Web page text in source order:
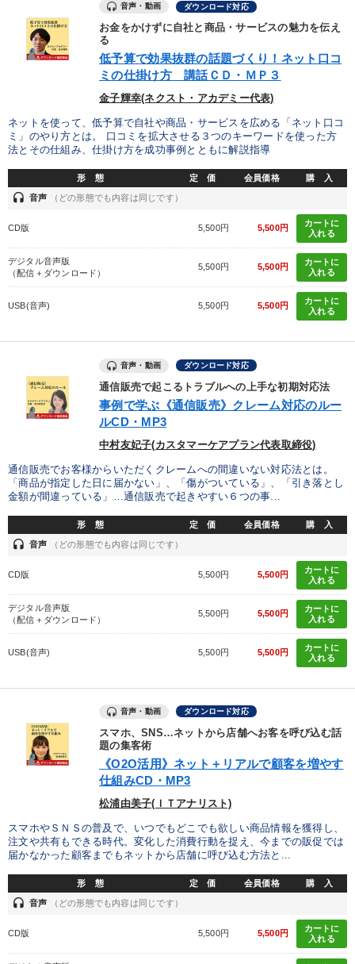
【6月】音声・映像 経済・景気・相場予測
全国経営者セミナー収録〈売れ筋・人気〉音声＆動画20選
オーナー社長の「現場力の経営」＋現場の「儲ける力」をさらに
音声と動画で学ぶ 最新技術・トレンド
数字・税務・決算書 会社のパフォーマンスを高める講話
全国経営者セミナー収録〈売れ筋・人気ランキング〉＆新刊・好
評講話
組織と人を動かすマネジメント力を磨く 148回夏季大会
財務・数字力の向上 後継者に聞かせたい
経営体系を学びたい
中小企業 繁盛 プロ経営者 労務問題・リスク対策
スポーツ関連
※「更新」を押すと「カテゴリー」「目的別」「キーワード」を更新いただけます。
local_offer タグから探す refresh 更新する
すべての音声・動画（全2076タイトル）からお探しいただけます
中村天風
多角化・新規事業 入門篇 ブランディング
コミュニケーション
インフレ対策・値上げ 不動産 スポーツ関係
歴史に学ぶ 株式投資 モノづくり 企業文化
スポーツ関連 プレゼン 海外の成功事例 教育
音声・動画 ダウンロード対応
お金をかけずに自社と商品・サービスの魅力を伝え
る
低予算で効果抜群の話題づくり！ネット口コ
ミの仕掛け方 講話ＣＤ・ＭＰ３
金子輝幸(ネクスト・アカデミー代表)
ネットを使って、低予算で自社や商品・サービスを広める「ネット口コ
ミ」のやり方とは。 口コミを拡大させる３つのキーワードを使った方
法とその仕組み、仕掛け方を成功事例とともに解説指導
形 態 定 価 会員価格 購 入
headset 音声 （どの形態でも内容は同じです）
CD版 5,500円 5,500円
カートに
入れる
デジタル音声版
（配信＋ダウンロード）
5,500円 5,500円
カートに
入れる
USB(音声) 5,500円 5,500円
カートに
入れる
音声・動画 ダウンロード対応
通信販売で起こるトラブルへの上手な初期対応法
事例で学ぶ《通信販売》クレーム対応のルー
ルCD・MP3
中村友妃子(カスタマーケアプラン代表取締役)
通信販売でお客様からいただくクレームへの間違いない対応法とは。
「商品が指定した日に届かない」、「傷がついている」、「引き落とし
金額が間違っている」…通信販売で起きやすい６つの事...
形 態 定 価 会員価格 購 入
headset 音声 （どの形態でも内容は同じです）
CD版 5,500円 5,500円
カートに
入れる
デジタル音声版
（配信＋ダウンロード）
5,500円 5,500円
カートに
入れる
USB(音声) 5,500円 5,500円
カートに
入れる
音声・動画 ダウンロード対応
スマホ、SNS…ネットから店舗へお客を呼び込む話
題の集客術
《O2O活用》ネット＋リアルで顧客を増やす
仕組みCD・MP3
松浦由美子(ＩＴアナリスト)
スマホやＳＮＳの普及で、いつでもどこでも欲しい商品情報を獲得し、
注文や共有もできる時代。変化した消費行動を捉え、今までの販促では
届かなかった顧客までもネットから店舗に呼び込む方法と...
形 態 定 価 会員価格 購 入
headset 音声 （どの形態でも内容は同じです）
CD版 5,500円 5,500円
カートに
入れる